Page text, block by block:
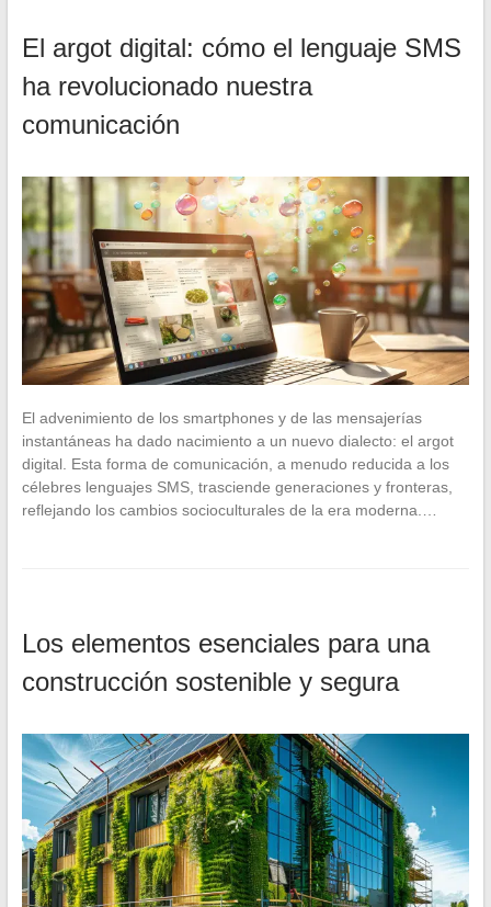
El argot digital: cómo el lenguaje SMS
ha revolucionado nuestra
comunicación
El advenimiento de los smartphones y de las mensajerías
instantáneas ha dado nacimiento a un nuevo dialecto: el argot
digital. Esta forma de comunicación, a menudo reducida a los
célebres lenguajes SMS, trasciende generaciones y fronteras,
reflejando los cambios socioculturales de la era moderna.…
Los elementos esenciales para una
construcción sostenible y segura